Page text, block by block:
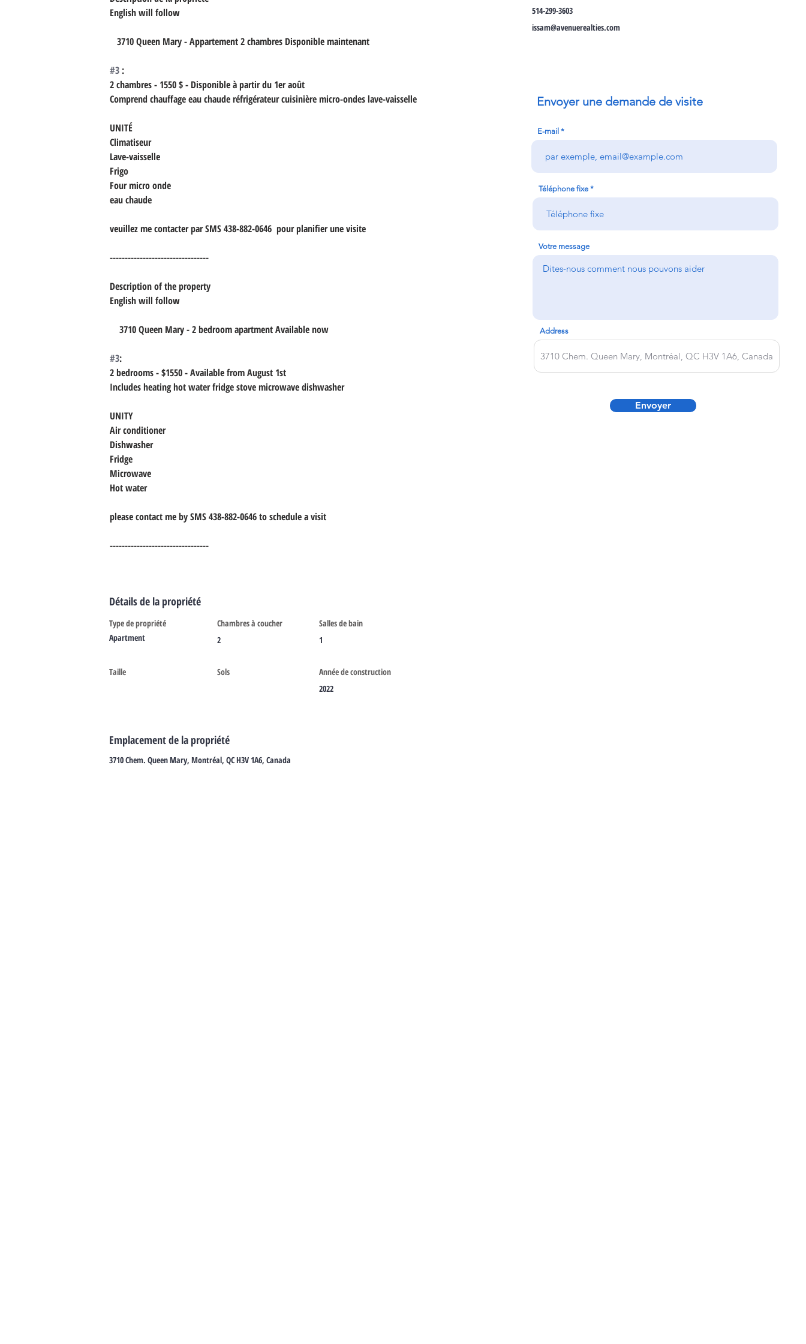
English will follow
   3710 Queen Mary - Appartement 2 chambres Disponible maintenant
#3 :
2 chambres - 1550 $ - Disponible à partir du 1er août
Comprend chauffage eau chaude réfrigérateur cuisinière micro-ondes lave-vaisselle
UNITÉ
Climatiseur
Lave-vaisselle
Frigo
Four micro onde
eau chaude
veuillez me contacter par SMS 438-882-0646  pour planifier une visite
---------------------------------
Description of the property
English will follow
    3710 Queen Mary - 2 bedroom apartment Available now
#3:
2 bedrooms - $1550 - Available from August 1st
Includes heating hot water fridge stove microwave dishwasher
UNITY
Air conditioner
Dishwasher
Fridge
Microwave
Hot water
please contact me by SMS 438-882-0646 to schedule a visit
514-299-3603
issam@avenuerealties.com
Détails de la propriété
Type de propriété
Apartment
Chambres à coucher
2
Salles de bain
1
Taille Sols
Année de construction
2022
Emplacement de la propriété
3710 Chem. Queen Mary, Montréal, QC H3V 1A6, Canada
Envoyer une demande de visite
E-mail
Téléphone fixe
Votre message
Address
Envoyer